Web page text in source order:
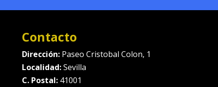
Contacto
Dirección: Paseo Cristobal Colon, 1
Localidad:Sevilla
C. Postal:41001